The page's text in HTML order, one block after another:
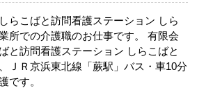
こばと訪問看護ステーション しら
所での介護職のお仕事です。 有限会
訪問看護ステーション しらこばと
ＪＲ京浜東北線「蕨駅」バス・車10分
です。